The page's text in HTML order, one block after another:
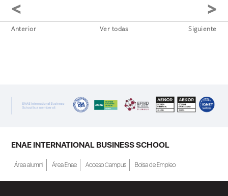
Anterior Ver todas Siguiente
ENAE INTERNATIONAL BUSINESS SCHOOL
Área alumni Área Enae Acceso Campus Bolsa de Empleo